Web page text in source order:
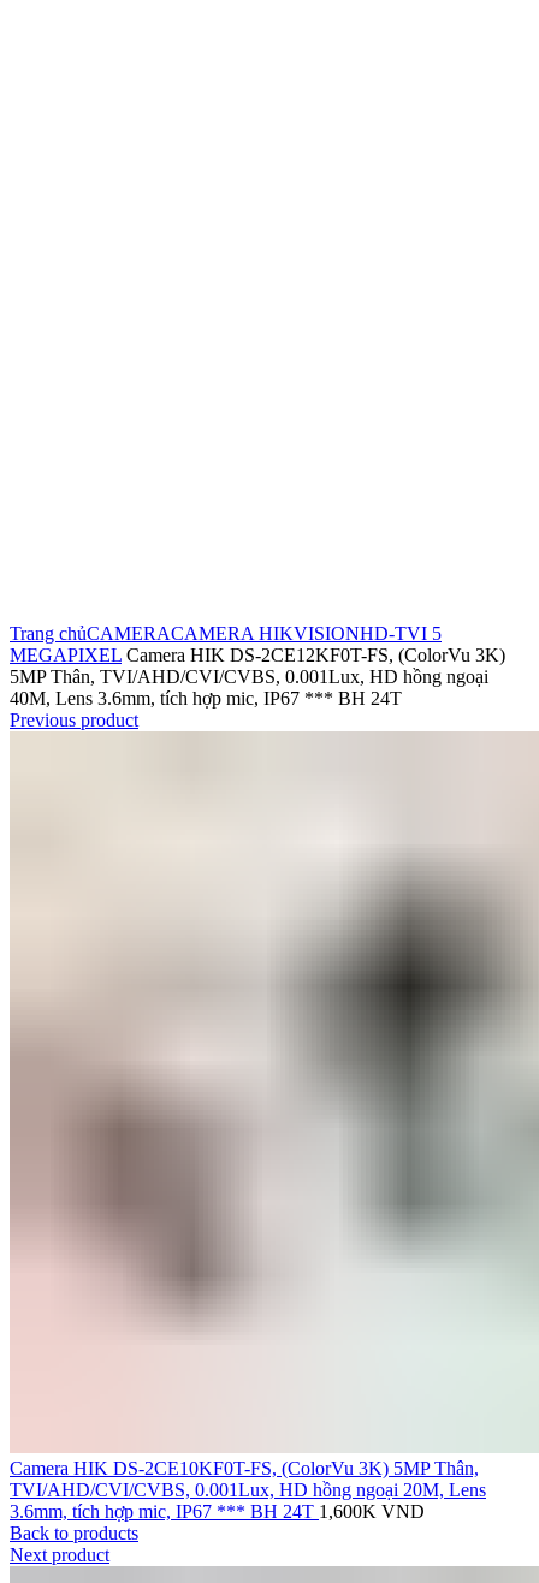
Trang chủCAMERACAMERA HIKVISIONHD-TVI 5
MEGAPIXEL Camera HIK DS-2CE12KF0T-FS, (ColorVu 3K)
5MP Thân, TVI/AHD/CVI/CVBS, 0.001Lux, HD hồng ngoại
40M, Lens 3.6mm, tích hợp mic, IP67 *** BH 24T
Previous product
Camera HIK DS-2CE10KF0T-FS, (ColorVu 3K) 5MP Thân,
TVI/AHD/CVI/CVBS, 0.001Lux, HD hồng ngoại 20M, Lens
3.6mm, tích hợp mic, IP67 *** BH 24T 1,600K VND
Back to products
Next product